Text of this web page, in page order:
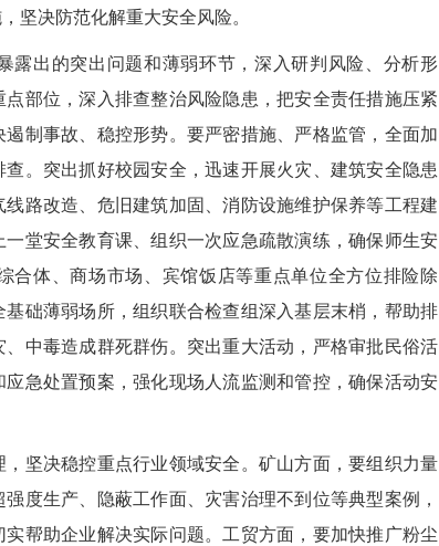
坚决防范化解重大安全风险。
出的突出问题和薄弱环节，深入研判风险、分析形
部位，深入排查整治风险隐患，把安全责任措施压紧
制事故、稳控形势。要严密措施、严格监管，全面加
。突出抓好校园安全，迅速开展火灾、建筑安全隐患
路改造、危旧建筑加固、消防设施维护保养等工程建
堂安全教育课、组织一次应急疏散演练，确保师生安
合体、商场市场、宾馆饭店等重点单位全方位排险除
础薄弱场所，组织联合检查组深入基层末梢，帮助排
中毒造成群死群伤。突出重大活动，严格审批民俗活
急处置预案，强化现场人流监测和管控，确保活动安
决稳控重点行业领域安全。矿山方面，要组织力量
度生产、隐蔽工作面、灾害治理不到位等典型案例，
帮助企业解决实际问题。工贸方面，要加快推广粉尘